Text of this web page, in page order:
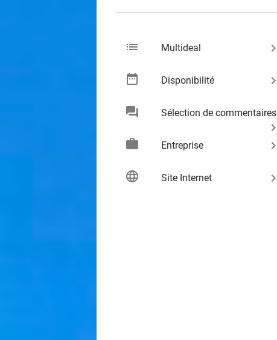
list Multideal keyboard_arrow_right
date_range Disponibilité keyboard_arrow_right
chat Sélection de commentaires
keyboard_arrow_right
work
Entreprise keyboard_arrow_right
language Site Internet keyboard_arrow_right